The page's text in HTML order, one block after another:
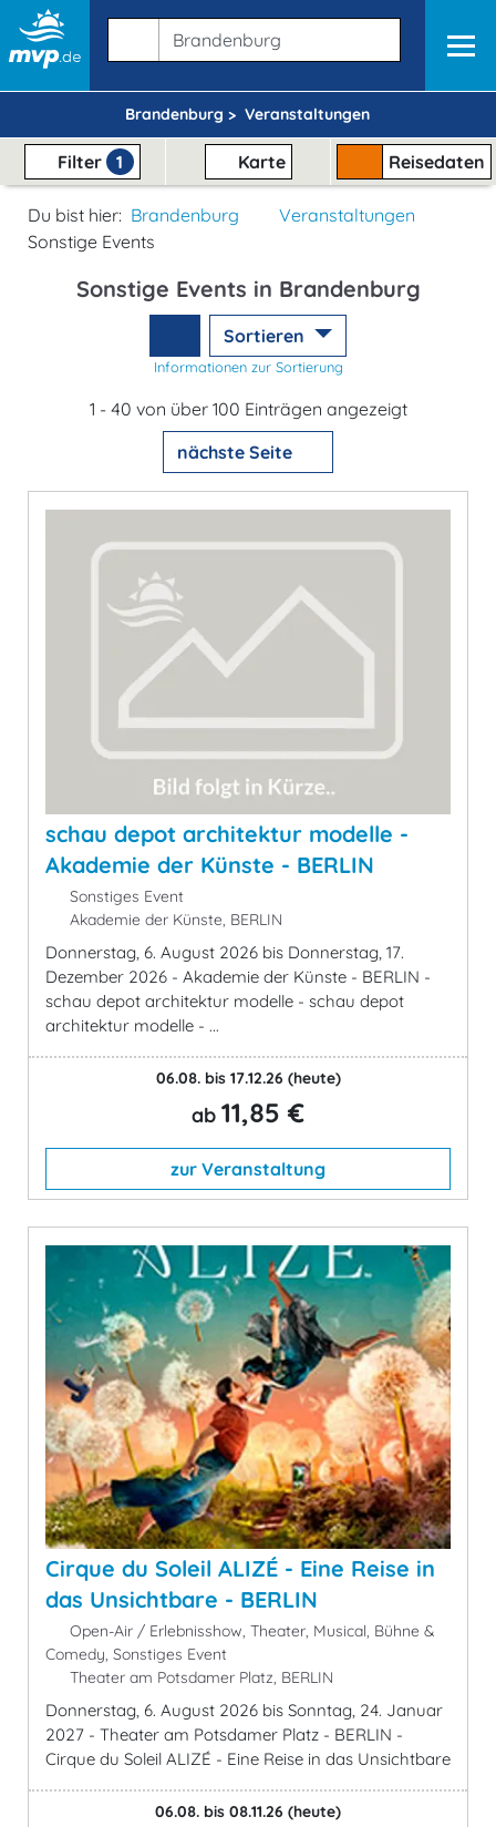
Brandenburg > Veranstaltungen
Filter 1 Karte Reisedaten
Du bist hier: Brandenburg
Veranstaltungen
Sonstige Events
Sonstige Events in Brandenburg
Sortieren
Informationen zur Sortierung
1 - 40 von über 100 Einträgen angezeigt
nächste Seite
schau depot architektur modelle -
Akademie der Künste - BERLIN
Sonstiges Event
Akademie der Künste, BERLIN
Donnerstag, 6. August 2026 bis Donnerstag, 17.
Dezember 2026 - Akademie der Künste - BERLIN -
schau depot architektur modelle - schau depot
architektur modelle - ...
06.08. bis 17.12.26 (heute)
ab 11,85 €
zur Veranstaltung
Cirque du Soleil ALIZÉ - Eine Reise in
das Unsichtbare - BERLIN
Open-Air / Erlebnisshow, Theater, Musical, Bühne &
Comedy, Sonstiges Event
Theater am Potsdamer Platz, BERLIN
Donnerstag, 6. August 2026 bis Sonntag, 24. Januar
2027 - Theater am Potsdamer Platz - BERLIN -
Cirque du Soleil ALIZÉ - Eine Reise in das Unsichtbare
06.08. bis 08.11.26 (heute)